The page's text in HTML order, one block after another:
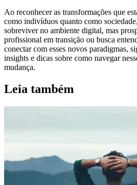
Ao reconhecer as transformações que
como indivíduos quanto como
sobreviver no ambiente digital, mas
profissional em transição ou busca
conectar com esses novos paradigmas,
insights e dicas sobre como navegar
mudança.
Leia também